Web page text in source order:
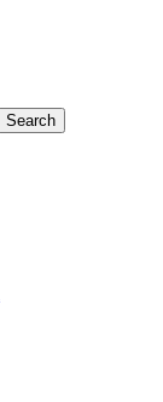
Search